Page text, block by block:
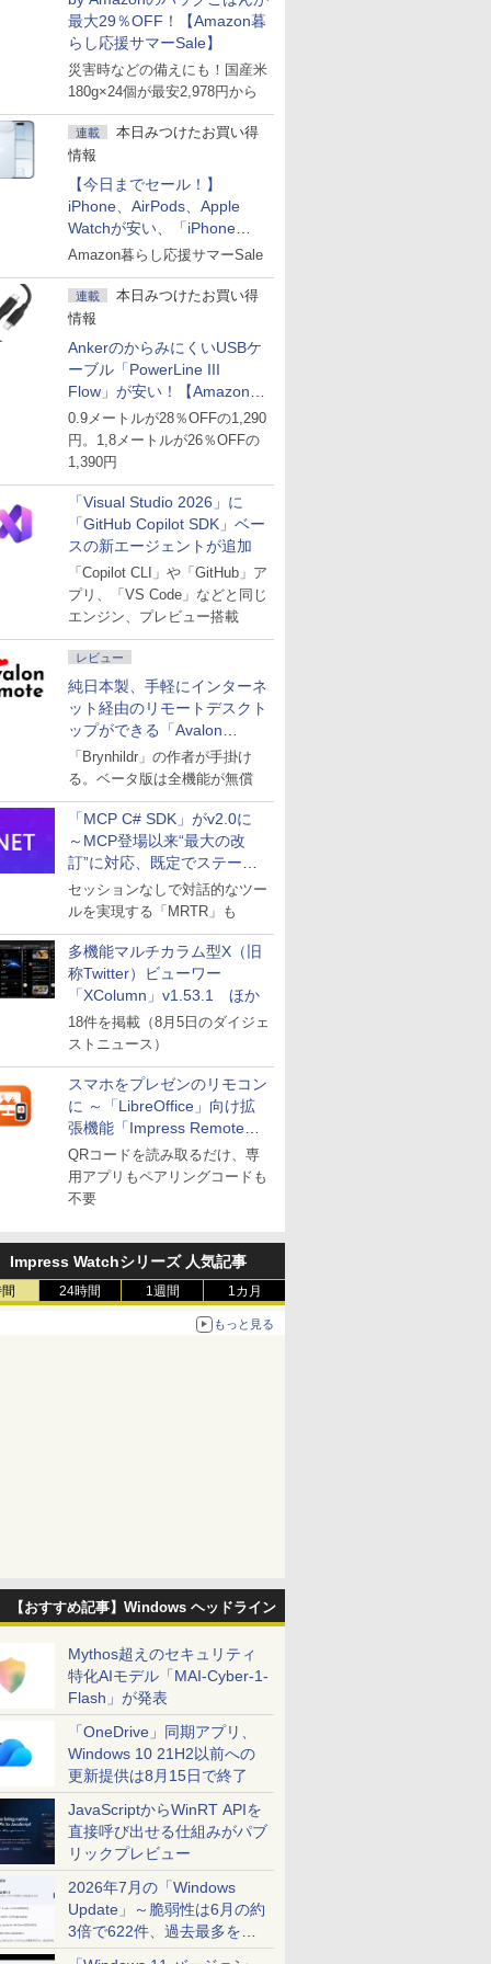
最大29％OFF！【Amazon暮
らし応援サマーSale】
災害時などの備えにも！国産米
180g×24個が最安2,978円から
連載
本日みつけたお買い得
情報
【今日までセール！】
iPhone、AirPods、Apple
Watchが安い、「iPhone
Air」256GB版が139,800円な
Amazon暮らし応援サマーSale
連載
本日みつけたお買い得
情報
AnkerのからみにくいUSBケ
ーブル「PowerLine III
Flow」が安い！【Amazon暮
らし応援サマーSale】
0.9メートルが28％OFFの1,290
円。1,8メートルが26％OFFの
1,390円
「Visual Studio 2026」に
「GitHub Copilot SDK」ベー
スの新エージェントが追加
「Copilot CLI」や「GitHub」ア
プリ、「VS Code」などと同じ
エンジン、プレビュー搭載
レビュー
純日本製、手軽にインターネ
ット経由のリモートデスクト
ップができる「Avalon
remote」
「Brynhildr」の作者が手掛け
る。ベータ版は全機能が無償
「MCP C# SDK」がv2.0に
～MCP登場以来“最大の改
訂”に対応、既定でステート
レスへ
セッションなしで対話的なツー
ルを実現する「MRTR」も
多機能マルチカラム型X（旧
称Twitter）ビューワー
「XColumn」v1.53.1 ほか
18件を掲載（8月5日のダイジェ
ストニュース）
スマホをプレゼンのリモコン
に ～「LibreOffice」向け拡
張機能「Impress Remote」
が公開
QRコードを読み取るだけ、専
用アプリもペアリングコードも
不要
Impress Watchシリーズ 人気記事
24時間 1週間 1カ月
もっと見る
【おすすめ記事】Windows ヘッドライン
Mythos超えのセキュリティ
特化AIモデル「MAI-Cyber-1-
Flash」が発表
「OneDrive」同期アプリ、
Windows 10 21H2以前への
更新提供は8月15日で終了
JavaScriptからWinRT APIを
直接呼び出せる仕組みがパブ
リックプレビュー
2026年7月の「Windows
Update」～脆弱性は6月の約
3倍で622件、過去最多を大
幅に更新